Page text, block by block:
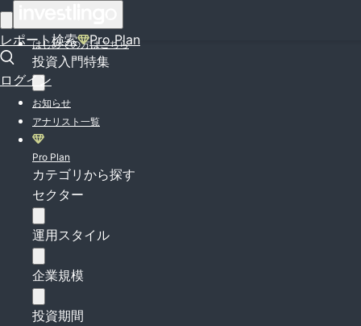
レポート検索 Pro Plan
ログイン
はじめての方はこちら
投資入門特集
お知らせ
アナリスト一覧
Pro Plan
カテゴリから探す
セクター
運用スタイル
企業規模
投資期間